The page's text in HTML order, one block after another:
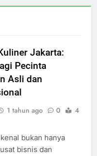
Jakarta:
Pecinta
Asli dan
1 tahun ago 0
4
bukan hanya
bisnis dan